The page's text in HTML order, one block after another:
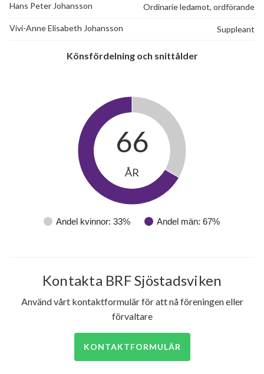
Hans Peter Johansson Ordinarie ledamot, ordförande
Vivi-Anne Elisabeth Johansson Suppleant
Könsfördelning och snittålder
Andel kvinnor: 33% Andel män: 67%
66
ÅR
Kontakta BRF Sjöstadsviken
Använd vårt kontaktformulär för att nå föreningen eller
förvaltare
KONTAKTFORMULÄR